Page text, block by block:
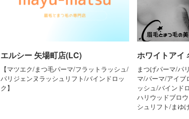
エルシー 矢場町店(LC)
【マツエク/まつ毛パーマ/フラットラッシュ/
パリジェンヌラッシュリフト/バインドロッ
ク】
ホワイトアイ
まつげパーマ/パ
マ/パーマ/アイブ
ッシュ/バインド
ハリウッドブロ
シュリフト/まゆ